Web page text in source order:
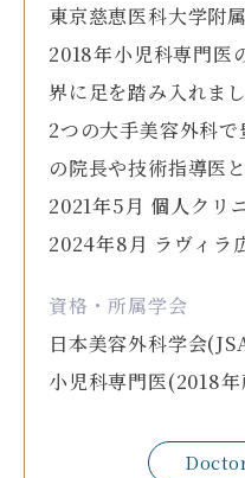
東京慈恵医科大学附
2018年小児科専門医
界に足を踏み入れまし
2つの大手美容外科
の院長や技術指導医
2021年5月 個人クリ
2024年8月 ラヴィラ
資格・所属学会
日本美容外科学会
小児科専門医(2018